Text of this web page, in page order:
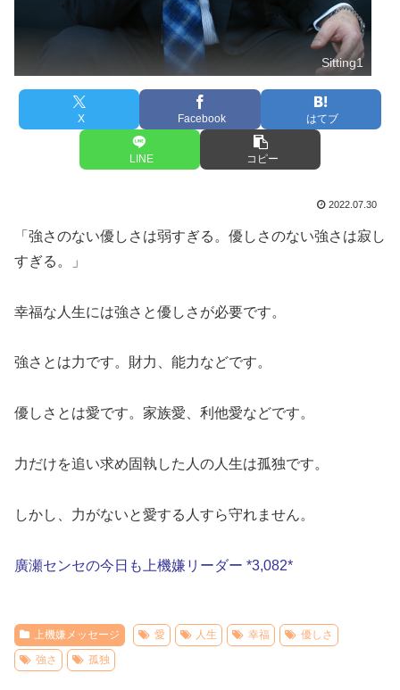
Sitting1
X Facebook はてブ
LINE コピー
2022.07.30
「強さのない優しさは弱すぎる。優しさのない強さは寂し
すぎる。」
幸福な人生には強さと優しさが必要です。
強さとは力です。財力、能力などです。
優しさとは愛です。家族愛、利他愛などです。
力だけを追い求め固執した人の人生は孤独です。
しかし、力がないと愛する人すら守れません。
廣瀬センセの今日も上機嫌リーダー *3,082*
上機嫌メッセージ 愛 人生 幸福
優しさ
強さ
孤独